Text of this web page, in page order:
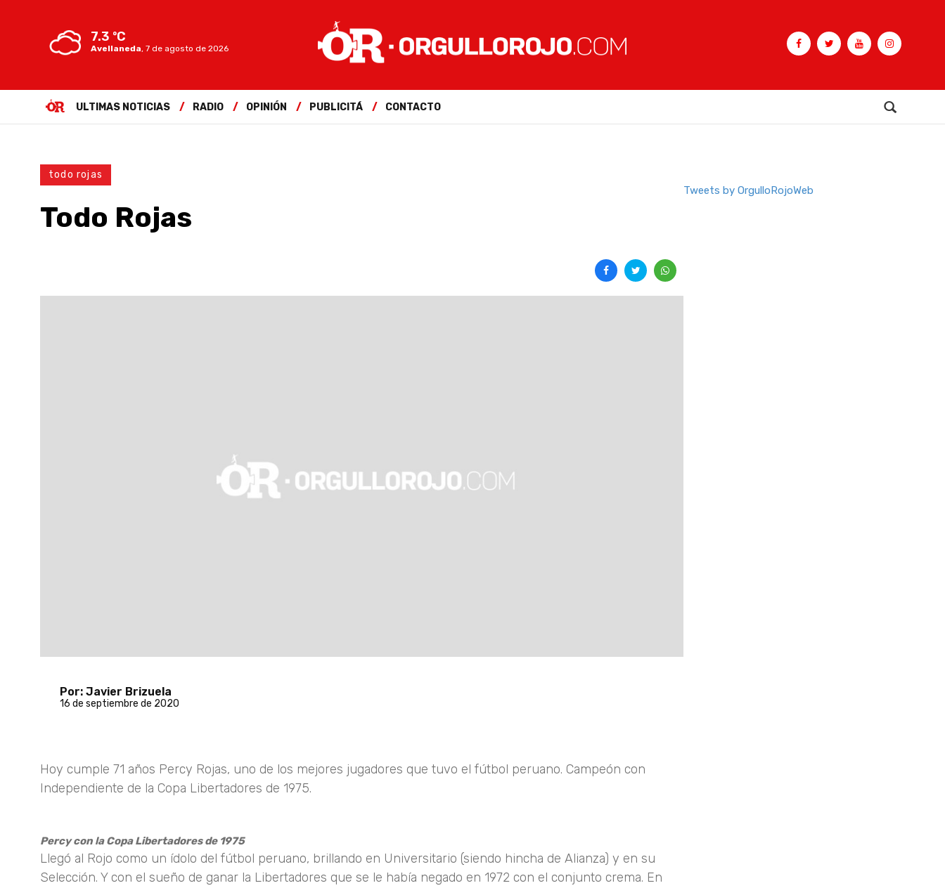
7.3 ºC
Avellaneda, 7 de agosto de 2026
ULTIMAS NOTICIAS RADIO OPINIÓN PUBLICITÁ CONTACTO
todo rojas
Todo Rojas
Por: Javier Brizuela
16 de septiembre de 2020
Hoy cumple 71 años Percy Rojas, uno de los mejores jugadores que tuvo el fútbol peruano. Campeón con
Independiente de la Copa Libertadores de 1975.
Percy con la Copa Libertadores de 1975
Llegó al Rojo como un ídolo del fútbol peruano, brillando en Universitario (siendo hincha de Alianza) y en su
Selección. Y con el sueño de ganar la Libertadores que se le había negado en 1972 con el conjunto crema. En
Tweets by OrgulloRojoWeb